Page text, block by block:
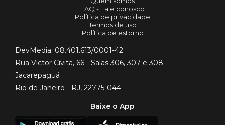
FAQ - Fale conosco
Política de privacidade
Termos de uso
Política de estorno
DevMedia: 08.401.613/0001-42
Rua Victor Civita, 66 - Salas 306, 307 e 308 -
Jacarepaguá
Rio de Janeiro - RJ, 22775-044
Baixe o App